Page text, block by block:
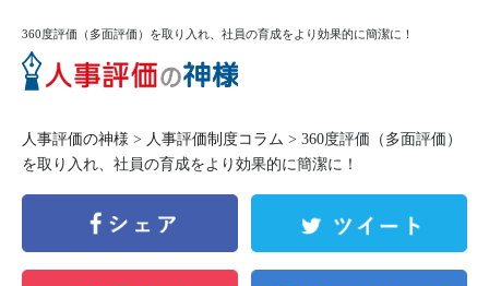
360度評価（多面評価）を取り入れ、社員の育成をより効果的に簡潔に！
人事評価の神様 > 人事評価制度コラム > 360度評価（多面評価）
を取り入れ、社員の育成をより効果的に簡潔に！